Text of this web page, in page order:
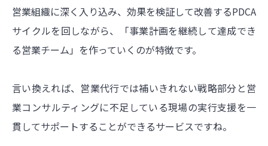
営業組織に深く入り込み、効果を検証して改善するPDCA
サイクルを回しながら、「事業計画を継続して達成でき
る営業チーム」を作っていくのが特徴です。
言い換えれば、営業代行では補いきれない戦略部分と営
業コンサルティングに不足している現場の実行支援を一
貫してサポートすることができるサービスですね。